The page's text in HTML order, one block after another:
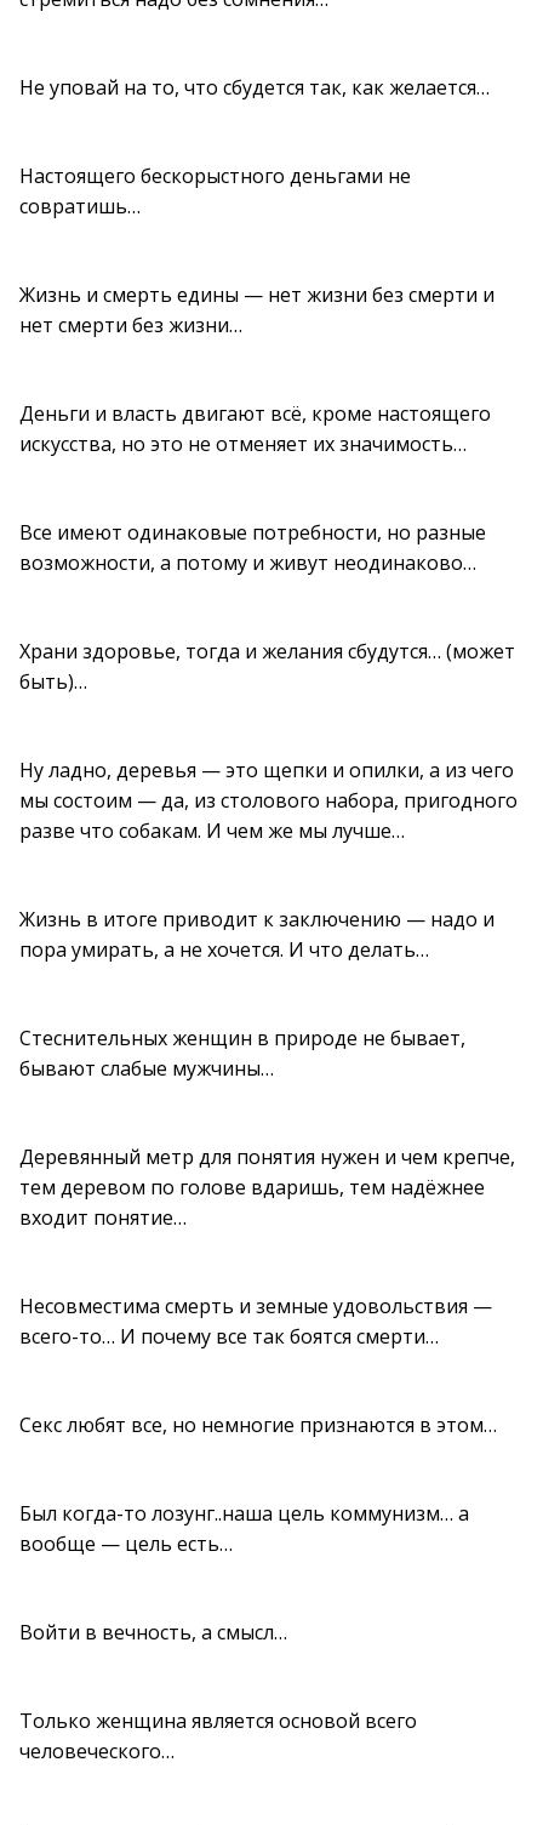
Не уповай на то, что сбудется так, как желается…
Настоящего бескорыстного деньгами не
совратишь…
Жизнь и смерть едины — нет жизни без смерти и
нет смерти без жизни…
Деньги и власть двигают всё, кроме настоящего
искусства, но это не отменяет их значимость…
Все имеют одинаковые потребности, но разные
возможности, а потому и живут неодинаково…
Храни здоровье, тогда и желания сбудутся… (может
быть)…
Ну ладно, деревья — это щепки и опилки, а из чего
мы состоим — да, из столового набора, пригодного
разве что собакам. И чем же мы лучше…
Жизнь в итоге приводит к заключению — надо и
пора умирать, а не хочется. И что делать…
Стеснительных женщин в природе не бывает,
бывают слабые мужчины…
Деревянный метр для понятия нужен и чем крепче,
тем деревом по голове вдаришь, тем надёжнее
входит понятие…
Несовместима смерть и земные удовольствия —
всего-то… И почему все так боятся смерти…
Секс любят все, но немногие признаются в этом…
Был когда-то лозунг..наша цель коммунизм… а
вообще — цель есть…
Войти в вечность, а смысл…
Только женщина является основой всего
человеческого…